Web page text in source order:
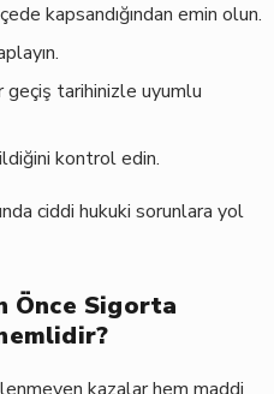
kapsandığından emin olun.
geçiş tarihinizle uyumlu
kontrol edin.
ciddi hukuki sorunlara yol
Önce Sigorta